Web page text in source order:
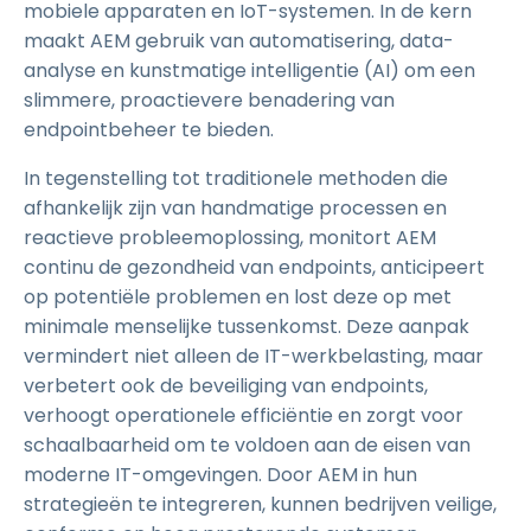
mobiele apparaten en IoT-systemen. In de kern
maakt AEM gebruik van automatisering, data-
analyse en kunstmatige intelligentie (AI) om een
slimmere, proactievere benadering van
endpointbeheer te bieden.
In tegenstelling tot traditionele methoden die
afhankelijk zijn van handmatige processen en
reactieve probleemoplossing, monitort AEM
continu de gezondheid van endpoints, anticipeert
op potentiële problemen en lost deze op met
minimale menselijke tussenkomst. Deze aanpak
vermindert niet alleen de IT-werkbelasting, maar
verbetert ook de beveiliging van endpoints,
verhoogt operationele efficiëntie en zorgt voor
schaalbaarheid om te voldoen aan de eisen van
moderne IT-omgevingen. Door AEM in hun
strategieën te integreren, kunnen bedrijven veilige,